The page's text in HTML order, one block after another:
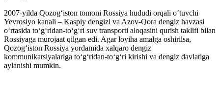
2007-yilda Qozog‘iston tomoni Rossiya hududi orqali o‘tuvchi
Yevrosiyo kanali – Kaspiy dengizi va Azov-Qora dengiz havzasi
o‘rtasida to‘g‘ridan-to‘g‘ri suv transporti aloqasini qurish taklifi bilan
Rossiyaga murojaat qilgan edi. Agar loyiha amalga oshirilsa,
Qozog‘iston Rossiya yordamida xalqaro dengiz
kommunikatsiyalariga to‘g‘ridan-to‘g‘ri kirishi va dengiz davlatiga
aylanishi mumkin.